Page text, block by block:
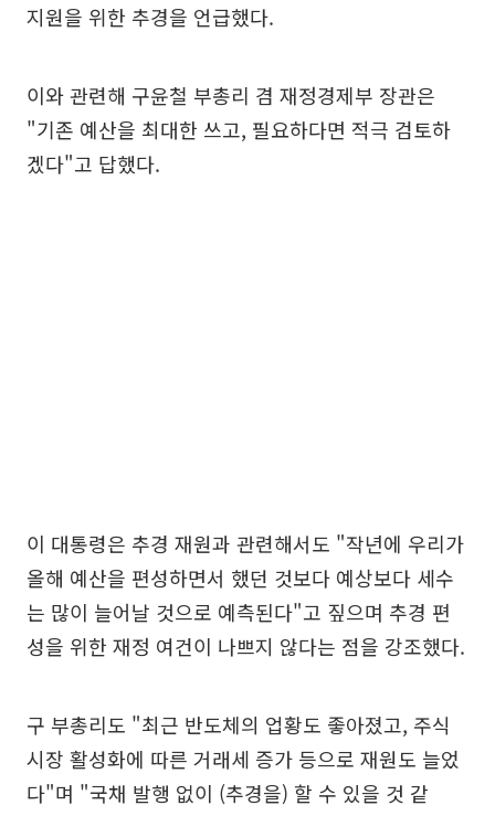
지원을 위한 추경을 언급했다.
이와 관련해 구윤철 부총리 겸 재정경제부 장관은
"기존 예산을 최대한 쓰고, 필요하다면 적극 검토하
겠다"고 답했다.
이 대통령은 추경 재원과 관련해서도 "작년에 우리가
올해 예산을 편성하면서 했던 것보다 예상보다 세수
는 많이 늘어날 것으로 예측된다"고 짚으며 추경 편
성을 위한 재정 여건이 나쁘지 않다는 점을 강조했다.
구 부총리도 "최근 반도체의 업황도 좋아졌고, 주식
시장 활성화에 따른 거래세 증가 등으로 재원도 늘었
다"며 "국채 발행 없이 (추경을) 할 수 있을 것 같